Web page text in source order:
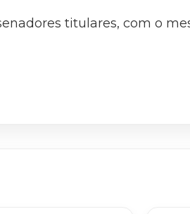
titulares, com o